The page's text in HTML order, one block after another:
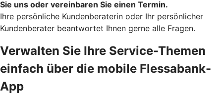
Sie uns oder vereinbaren Sie einen Termin.
Ihre persönliche Kundenberaterin oder Ihr persönlicher
Kundenberater beantwortet Ihnen gerne alle Fragen.
Verwalten Sie Ihre Service-Themen
einfach über die mobile Flessabank-
App